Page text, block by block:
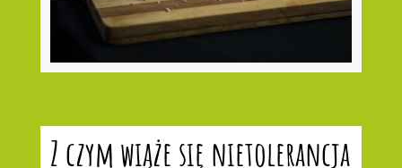
Z czym wiąże się nietolerancja